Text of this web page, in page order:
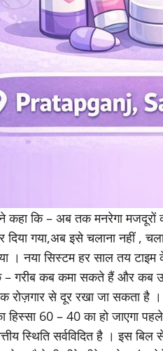
ने कहा कि – अब तक मनरेगा
दिया गया,अब इसे चलाना नहीं ,
। नया सिस्टम हर साल तय
गरीब कब कमा सकते हैं और कब
रोज़गार से दूर रखा जा सकता है